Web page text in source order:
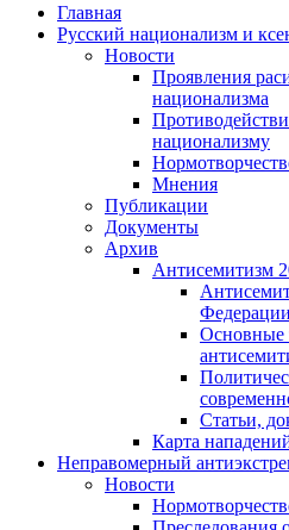
Главная
Русский национализм и
Новости
Проявления
национализма
национализму
Мнения
Публикации
Документы
Архив
Антисемитизм
Федерации
Основные
Статьи,
Карта
Неправомерный
Новости